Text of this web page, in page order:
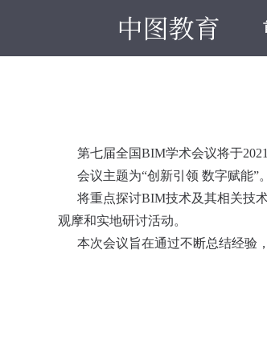
第七届全国BIM学术会议将于2021
会议主题为“创新引领 数字赋能”。
将重点探讨BIM技术及其相关技术
观摩和实地研讨活动。
本次会议旨在通过不断总结经验